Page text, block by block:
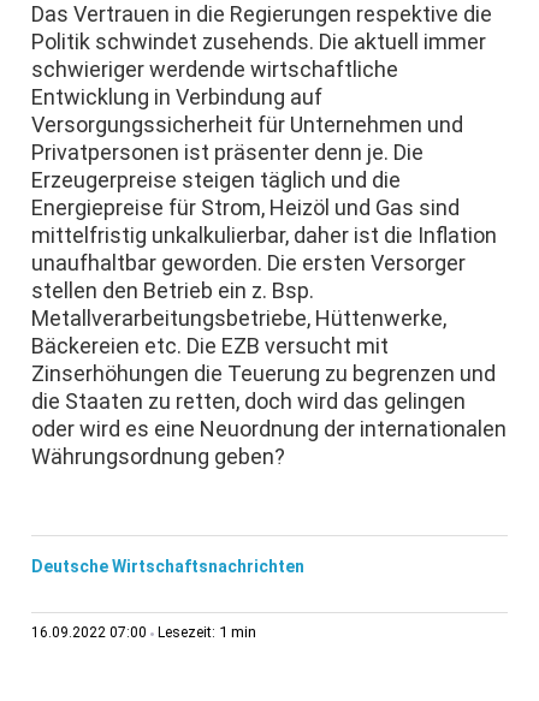
Das Vertrauen in die Regierungen respektive die
Politik schwindet zusehends. Die aktuell immer
schwieriger werdende wirtschaftliche
Entwicklung in Verbindung auf
Versorgungssicherheit für Unternehmen und
Privatpersonen ist präsenter denn je. Die
Erzeugerpreise steigen täglich und die
Energiepreise für Strom, Heizöl und Gas sind
mittelfristig unkalkulierbar, daher ist die Inflation
unaufhaltbar geworden. Die ersten Versorger
stellen den Betrieb ein z. Bsp.
Metallverarbeitungsbetriebe, Hüttenwerke,
Bäckereien etc. Die EZB versucht mit
Zinserhöhungen die Teuerung zu begrenzen und
die Staaten zu retten, doch wird das gelingen
oder wird es eine Neuordnung der internationalen
Währungsordnung geben?
Deutsche Wirtschaftsnachrichten
16.09.2022 07:00 Lesezeit: 1 min